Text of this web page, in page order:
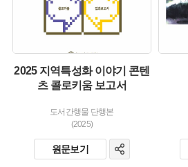
2025 지역특성화 이야기 콘텐
츠 콜로키움 보고서
도서간행물 단행본
(2025)
원문보기